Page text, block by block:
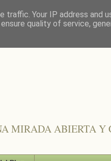
MIRADA ABIERTA Y
Your IP address and
quality of service,